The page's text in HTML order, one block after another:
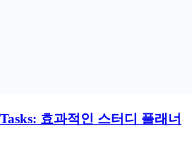
효과적인 스터디 플래너